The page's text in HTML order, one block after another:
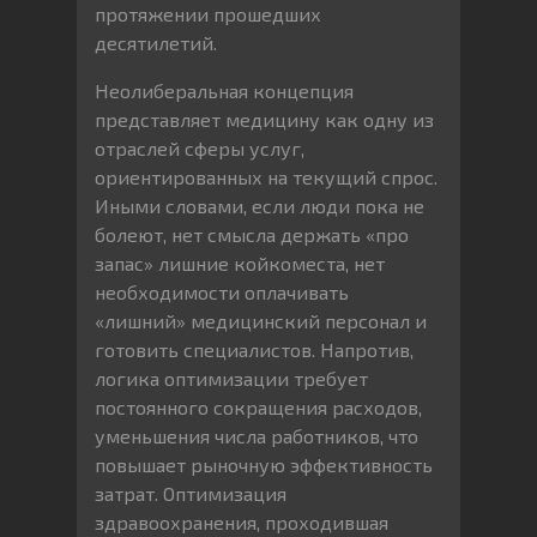
протяжении прошедших
десятилетий.
Неолиберальная концепция
представляет медицину как одну из
отраслей сферы услуг,
ориентированных на текущий спрос.
Иными словами, если люди пока не
болеют, нет смысла держать «про
запас» лишние койкоместа, нет
необходимости оплачивать
«лишний» медицинский персонал и
готовить специалистов. Напротив,
логика оптимизации требует
постоянного сокращения расходов,
уменьшения числа работников, что
повышает рыночную эффективность
затрат. Оптимизация
здравоохранения, проходившая